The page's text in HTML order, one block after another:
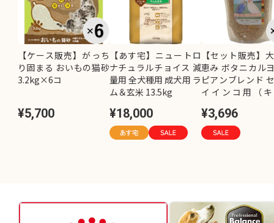
【ケース販売】がっち
り固まる おいもの猫砂
3.2kg×6コ
¥5,700
【あす宅】ニュートロ
ナチュラルチョイス 減
量用 全犬種用 成犬用 ラ
ム＆玄米 13.5kg
¥18,000
【セット販売】
恵み ボタニカル
ピアンブレンド
イインコ用（
¥3,696